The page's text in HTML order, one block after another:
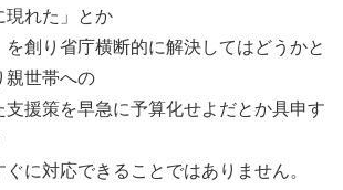
現れた」とか
を創り省庁横断的に解決してはどうかと
親世帯への
支援策を早急に予算化せよだとか具申す
に対応できることではありません。